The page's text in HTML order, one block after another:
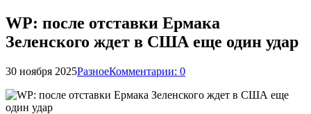
WP: после отставки Ермака
Зеленского ждет в США еще один удар
30 ноября 2025РазноеКомментарии: 0